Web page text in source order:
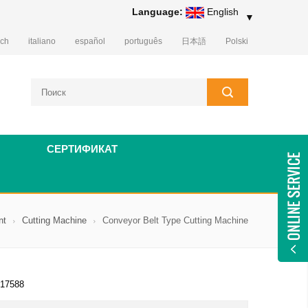
Language: English ▼
italiano español português 日本語 Polski
СЕРТИФИКАТ
Cutting Machine Conveyor Belt Type Cutting Machine